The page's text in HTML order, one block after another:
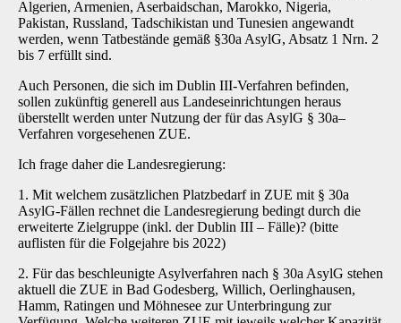
Algerien, Armenien, Aserbaidschan, Marokko, Nigeria,
Pakistan, Russland, Tadschikistan und Tunesien angewandt
werden, wenn Tatbestände gemäß §30a AsylG, Absatz 1 Nrn. 2
bis 7 erfüllt sind.
Auch Personen, die sich im Dublin III-Verfahren befinden,
sollen zukünftig generell aus Landeseinrichtungen heraus
überstellt werden unter Nutzung der für das AsylG § 30a–
Verfahren vorgesehenen ZUE.
Ich frage daher die Landesregierung:
1. Mit welchem zusätzlichen Platzbedarf in ZUE mit § 30a
AsylG-Fällen rechnet die Landesregierung bedingt durch die
erweiterte Zielgruppe (inkl. der Dublin III – Fälle)? (bitte
auflisten für die Folgejahre bis 2022)
2. Für das beschleunigte Asylverfahren nach § 30a AsylG stehen
aktuell die ZUE in Bad Godesberg, Willich, Oerlinghausen,
Hamm, Ratingen und Möhnesee zur Unterbringung zur